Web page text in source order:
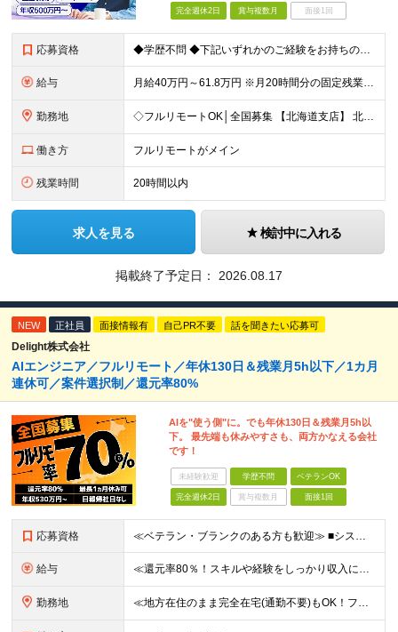
完全週休2日 賞与複数月 面接1回
応募資格 ◆学歴不問 ◆下記いずれかのご経験をお持ちの方 ・Webアプリケーション開発の実務経験（目安：7年以上） ・要件定義・基本設計など、上流工程の経験（目安：3年以上） ・Pythonでの開発経験（目安：
給与 月給40万円～61.8万円 ※月20時間分の固定残業代（58,000円～）を含む。超過時間分を別途支給 ※年齢、経験、スキル、前職給与などを考慮のうえ、決定いたします。 ※試用期間6ヶ月あり。期間中
勤務地 ◇フルリモートOK│全国募集 【北海道支店】 北海道札幌市中央区南一条西2丁目5番地 ※(変更の範囲)上記を除く当社関連勤務地 ※通勤不要
働き方 フルリモートがメイン
残業時間 20時間以内
求人を見る 検討中に入れる
掲載終了予定日： 2026.08.17
NEW 正社員 面接情報有 自己PR不要 話を聞きたい応募可
Delight株式会社
AIエンジニア／フルリモート／年休130日＆残業月5h以下／1カ月
連休可／案件選択制／還元率80%
AIを"使う側"に。でも年休130日＆残業月5h以
下。 最先端も休みやすさも、両方かなえる会社
です！
未経験歓迎 学歴不問 ベテランOK
完全週休2日 賞与複数月 面接1回
応募資格 ≪ベテラン・ブランクのある方も歓迎≫ ■システム開発の実務経験をお持ちの方（言語・工程・年数不問） ■学歴不問 ≪こんな方はぜひご応募ください≫ □AIを武器に、市場価値を高めたい □AIツールを実
給与 ≪還元率80％！スキルや経験をしっかり収入に反映します≫ 年俸530万円以上＋業績賞与 ※スキル・経験を考慮の上、優遇いたします ※上記年俸を12分割し、月1回支給します ※上記年俸には固定残業代月
勤務地 ≪地方在住のまま完全在宅(通勤不要)もOK！フルリモート7割、ハイブリッド2割！≫ ご自宅でのリモートワーク、または東京都、神奈川、埼玉、千葉を中心とするお客様先での勤務 ■本社アクセス 東京都豊島